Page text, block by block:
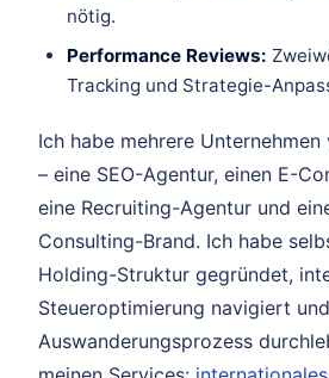
nötig.
Performance Reviews:
Tracking und Strategie-
Ich habe mehrere
– eine SEO-Agentur, einen E-
eine Recruiting-Agentur und
Consulting-Brand. Ich habe
Holding-Struktur gegründet,
Steueroptimierung navigiert
Auswanderungsprozess